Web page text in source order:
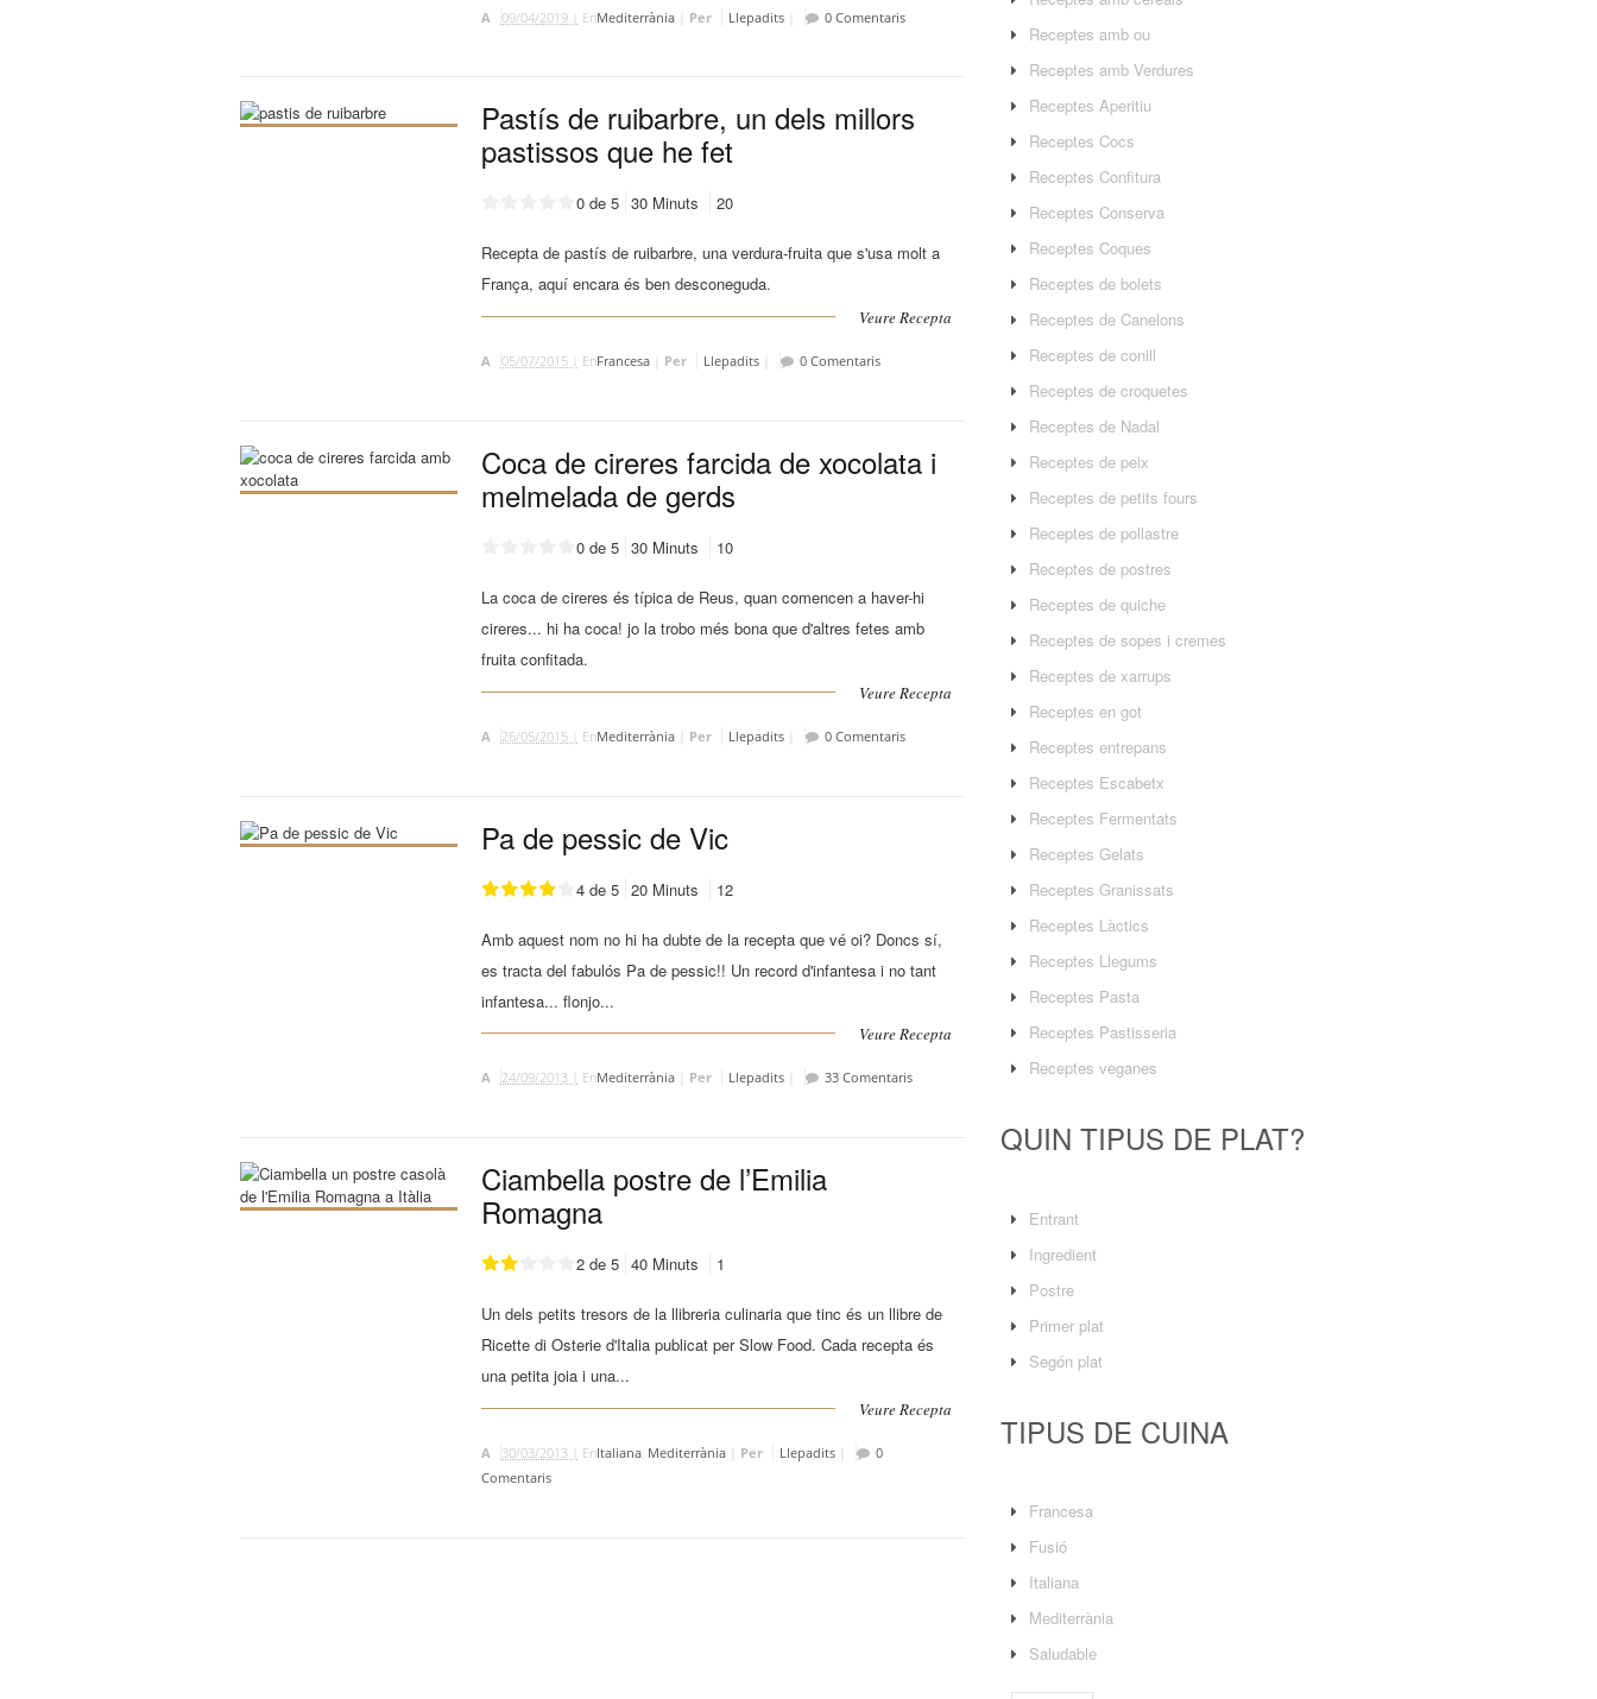
A 09/04/2019 | EnMediterrània| Per Llepadits| 0 Comentaris
Pastís de ruibarbre, un dels millors
pastissos que he fet
0 de 5 30 Minuts 20
Recepta de pastís de ruibarbre, una verdura-fruita que s'usa molt a
França, aquí encara és ben desconeguda.
Veure Recepta
A 05/07/2015 | EnFrancesa| Per Llepadits| 0 Comentaris
Coca de cireres farcida de xocolata i
melmelada de gerds
0 de 5 30 Minuts 10
La coca de cireres és típica de Reus, quan comencen a haver-hi
cireres... hi ha coca! jo la trobo més bona que d'altres fetes amb
fruita confitada.
Veure Recepta
A 26/05/2015 | EnMediterrània| Per Llepadits| 0 Comentaris
Pa de pessic de Vic
4 de 5 20 Minuts 12
Amb aquest nom no hi ha dubte de la recepta que vé oi? Doncs sí,
es tracta del fabulós Pa de pessic!! Un record d'infantesa i no tant
infantesa... flonjo...
Veure Recepta
A 24/09/2013 | EnMediterrània| Per Llepadits| 33 Comentaris
Ciambella postre de l’Emilia
Romagna
2 de 5 40 Minuts 1
Un dels petits tresors de la llibreria culinaria que tinc és un llibre de
Ricette di Osterie d'Italia publicat per Slow Food. Cada recepta és
una petita joia i una...
Veure Recepta
A 30/03/2013 | EnItaliana, Mediterrània| Per Llepadits|
0
Comentaris
Receptes amb ou
Receptes amb Verdures
Receptes Aperitiu
Receptes Cocs
Receptes Confitura
Receptes Conserva
Receptes Coques
Receptes de bolets
Receptes de Canelons
Receptes de conill
Receptes de croquetes
Receptes de Nadal
Receptes de peix
Receptes de petits fours
Receptes de pollastre
Receptes de postres
Receptes de quiche
Receptes de sopes i cremes
Receptes de xarrups
Receptes en got
Receptes entrepans
Receptes Escabetx
Receptes Fermentats
Receptes Gelats
Receptes Granissats
Receptes Làctics
Receptes Llegums
Receptes Pasta
Receptes Pastisseria
Receptes veganes
QUIN TIPUS DE PLAT?
Entrant
Ingredient
Postre
Primer plat
Segón plat
TIPUS DE CUINA
Francesa
Fusió
Italiana
Mediterrània
Saludable